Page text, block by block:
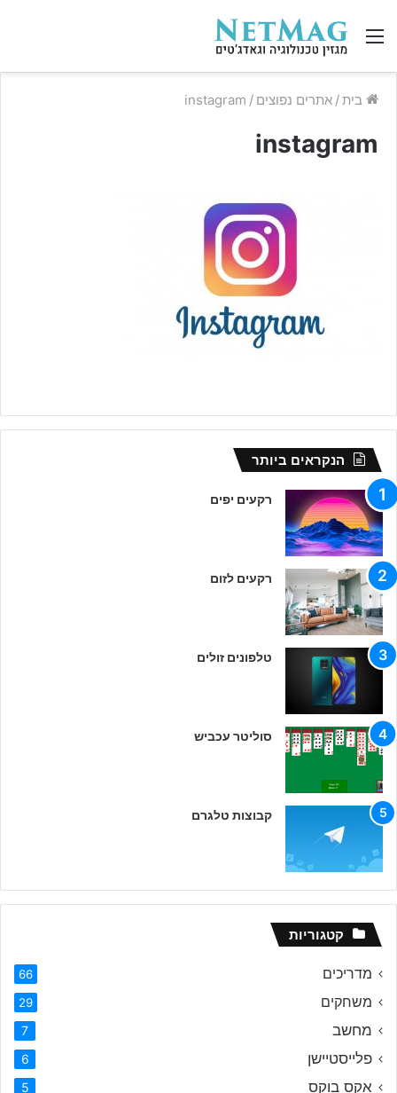
תפריט
בית/ אתרים נפוצים /
instagram
instagram
הנקראים ביותר
רקעים יפים
רקעים לזום
טלפונים זולים
סוליטר עכביש
קבוצות טלגרם
קטגוריות
מדריכים 66
משחקים 29
מחשב 7
פלייסטיישן 6
אקס בוקס 5